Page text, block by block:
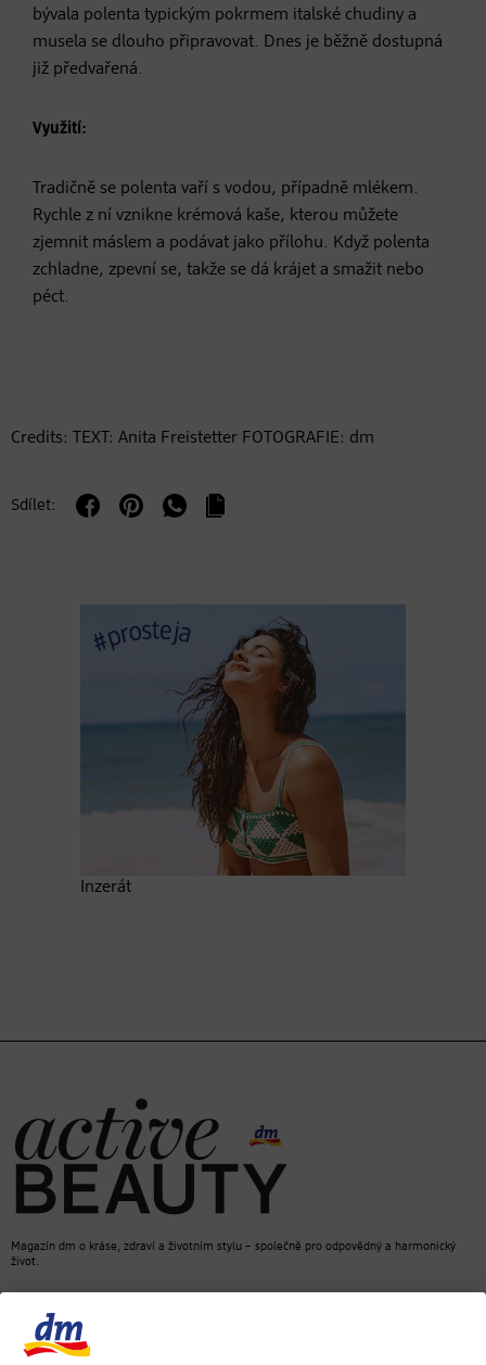
bývala polenta typickým pokrmem italské chudiny a
musela se dlouho připravovat. Dnes je běžně dostupná
již předvařená.
Využití:
Tradičně se polenta vaří s vodou, případně mlékem.
Rychle z ní vznikne krémová kaše, kterou můžete
zjemnit máslem a podávat jako přílohu. Když polenta
zchladne, zpevní se, takže se dá krájet a smažit nebo
péct.
Credits: TEXT: Anita Freistetter FOTOGRAFIE: dm
Sdílet:
Inzerát
Magazín dm o kráse, zdraví a životním stylu – společně pro odpovědný a harmonický
život.